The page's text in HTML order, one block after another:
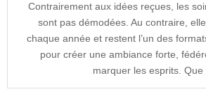
Contrairement aux idées reçues, les
sont pas démodées. Au contraire,
chaque année et restent l’un des
pour créer une ambiance forte,
marquer les esprits. Que